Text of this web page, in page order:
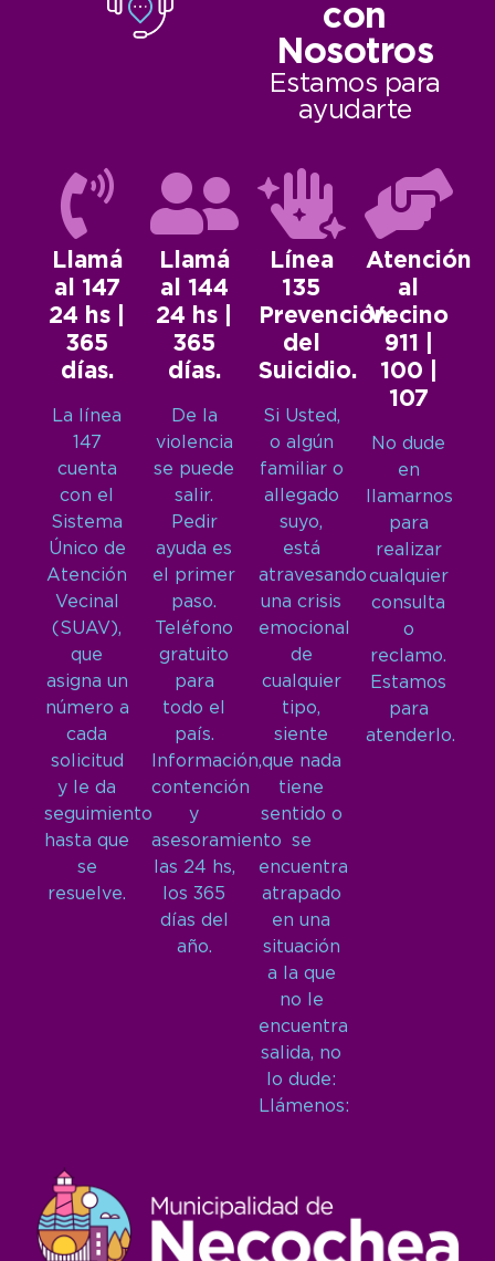
con
Nosotros
Estamos para
ayudarte
Llamá
al 147
24 hs |
365
días.
La línea
147
cuenta
con el
Sistema
Único de
Atención
Vecinal
(SUAV),
que
asigna un
número a
cada
solicitud
y le da
seguimiento
hasta que
se
resuelve.
Llamá
al 144
24 hs |
365
días.
De la
violencia
se puede
salir.
Pedir
ayuda es
el primer
paso.
Teléfono
gratuito
para
todo el
país.
Información,
contención
y
asesoramiento
las 24 hs,
los 365
días del
año.
Línea
135
Prevención
del
Suicidio.
Si Usted,
o algún
familiar o
allegado
suyo,
está
atravesando
una crisis
emocional
de
cualquier
tipo,
siente
que nada
tiene
sentido o
se
encuentra
atrapado
en una
situación
a la que
no le
encuentra
salida, no
lo dude:
Llámenos:
Atención
al
Vecino
911 |
100 |
107
No dude
en
llamarnos
para
realizar
cualquier
consulta
o
reclamo.
Estamos
para
atenderlo.